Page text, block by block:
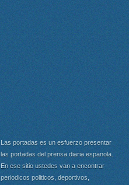
Las portadas es un esfuerzo presentar
las portadas del prensa diaria espanola.
En ese sitio ustedes van a encontrar
periodicos politicos, deportivos,